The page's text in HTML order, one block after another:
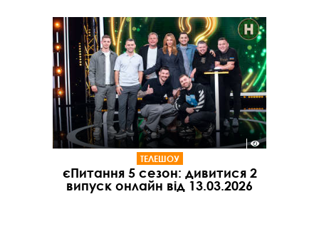
ТЕЛЕШОУ
єПитання 5 сезон: дивитися 2
випуск онлайн від 13.03.2026